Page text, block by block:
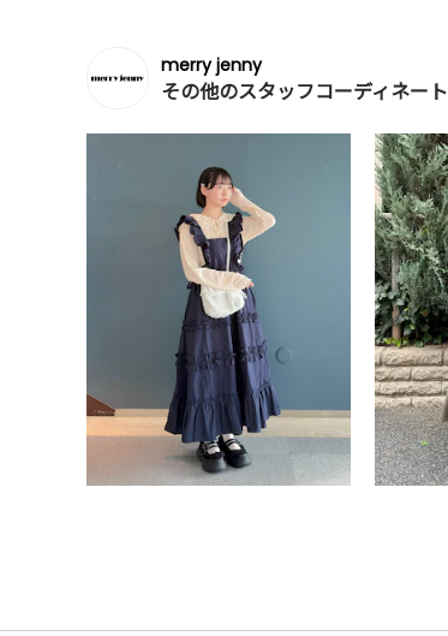
merry jenny
その他のスタッフコーディネート